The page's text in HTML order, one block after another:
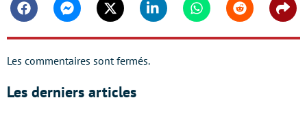
FacebookMessengerTwitter Linkedin WhatsappReddit
Les commentaires sont fermés.
Les derniers articles